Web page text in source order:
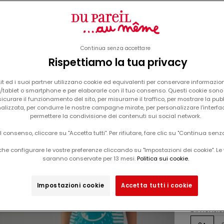
Il carrello è vuoto
-50%
pigiama corto fosforescente a righe
con
Rispettiamo la tua privacy
ed i suoi partner utilizzano cookie ed equivalenti per conservare
o smartphone e per elaborarle con il tuo consenso. Questi cookie
il funzionamento del sito, per misurarne il traffico, per mostrare la
per condurre le nostre campagne mirate, per personalizzare
permettere la condivisione dei contenuti sui social network.
consenso, cliccare su "Accetta tutti". Per rifiutare, fare clic su "Continua
configurare le vostre preferenze cliccando su "Impostazioni dei cookie".
saranno conservate per 13 mesi.Politica sui cookie.
Impostazioni cookie Accetta tutti i cookie
Continua senza accettare